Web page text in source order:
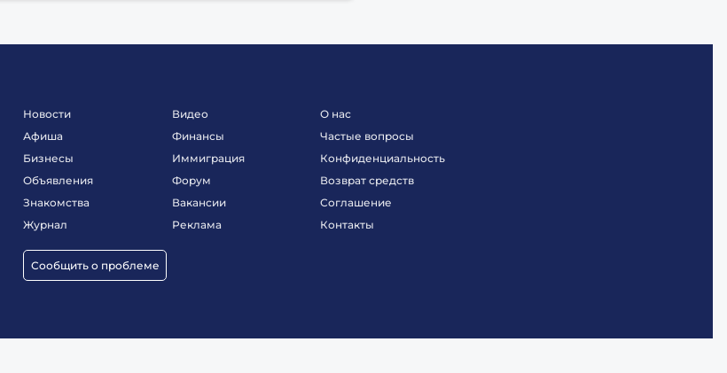
Новости
Афиша
Бизнесы
Объявления
Знакомства
Журнал
Сообщить о проблеме
Видео
Финансы
Иммиграция
Форум
Вакансии
Реклама
О нас
Частые вопросы
Конфиденциальность
Возврат средств
Соглашение
Контакты